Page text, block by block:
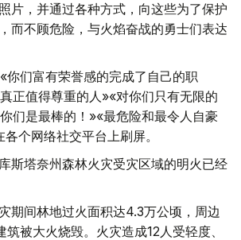
片，并通过各种方式，向这些为了保护
而不顾危险，与火焰奋战的勇士们表达
你们富有荣誉感的完成了自己的职
正值得尊重的人»«对你们只有无限的
们是最棒的！»«最危险和最令人自豪
个网络社交平台上刷屏。
斯塔奈州森林火灾受灾区域的明火已经
期间林地过火面积达4.3万公顷，周边
被大火烧毁。火灾造成12人受轻度、